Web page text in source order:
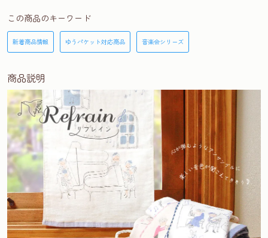
この商品のキーワード
新着商品情報 ゆうパケット対応商品 音楽会シリーズ
商品説明